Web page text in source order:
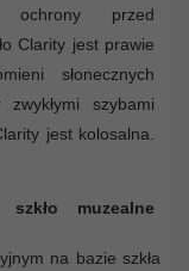
przed
Clarity jest prawie
słonecznych
szybami
jest kolosalna.
muzealne
na bazie szkła